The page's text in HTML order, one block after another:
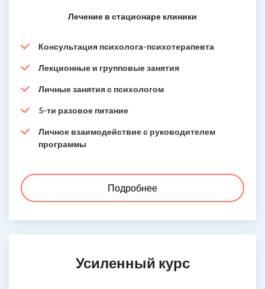
Лечение в стационаре клиники
Консультация психолога-психотерапевта
Лекционные и групповые занятия
Личные занятия с психологом
5-ти разовое питание
Личное взаимодействие с руководителем
программы
Подробнее
Усиленный курс